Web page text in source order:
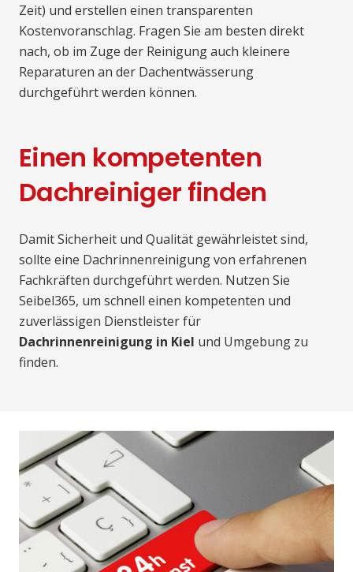
Zeit) und erstellen einen transparenten
Kostenvoranschlag. Fragen Sie am besten direkt
nach, ob im Zuge der Reinigung auch kleinere
Reparaturen an der Dachentwässerung
durchgeführt werden können.
Einen kompetenten
Dachreiniger finden
Damit Sicherheit und Qualität gewährleistet sind,
sollte eine Dachrinnenreinigung von erfahrenen
Fachkräften durchgeführt werden. Nutzen Sie
Seibel365, um schnell einen kompetenten und
zuverlässigen Dienstleister für
Dachrinnenreinigung in Kiel und Umgebung zu
finden.